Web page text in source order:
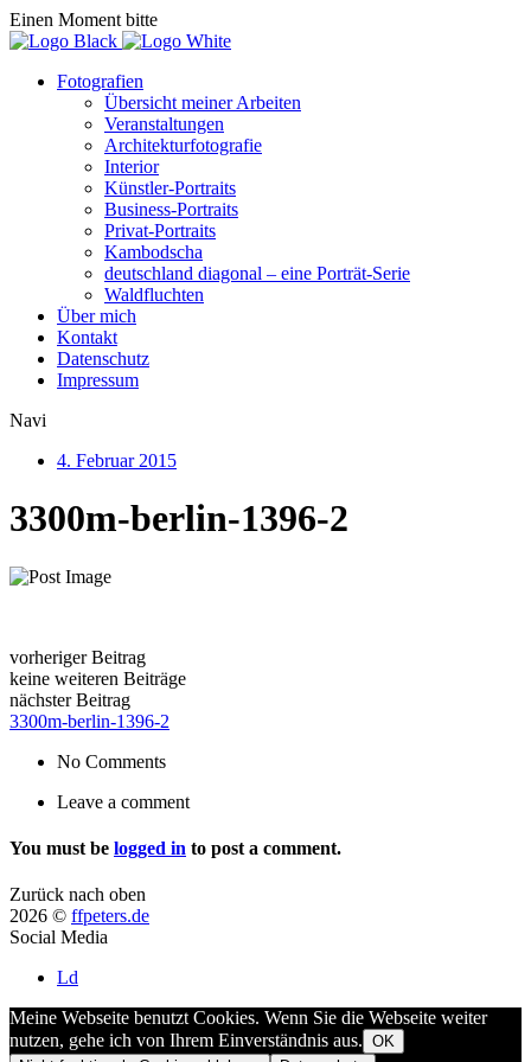
Einen Moment bitte
Fotografien
Übersicht meiner Arbeiten
Veranstaltungen
Architekturfotografie
Interior
Künstler-Portraits
Business-Portraits
Privat-Portraits
Kambodscha
deutschland diagonal – eine Porträt-Serie
Waldfluchten
Über mich
Kontakt
Datenschutz
Impressum
Navi
4. Februar 2015
3300m-berlin-1396-2
vorheriger Beitrag
keine weiteren Beiträge
nächster Beitrag
3300m-berlin-1396-2
No Comments
Leave a comment
You must be logged in to post a comment.
Zurück nach oben
2026 © ffpeters.de
Social Media
Ld
Meine Webseite benutzt Cookies. Wenn Sie die Webseite weiter
nutzen, gehe ich von Ihrem Einverständnis aus. OK